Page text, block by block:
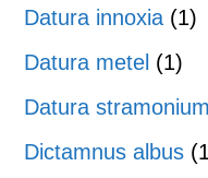
Datura innoxia (1)
Datura metel (1)
Datura stramonium
Dictamnus albus